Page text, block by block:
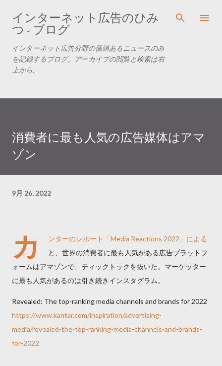
スキップしてメイン コンテンツに移動
インターネット広告のひみ
つ - ブログ
インターネット広告分野の価値あるニュースのみ
を記録するブログ。アーカイブの閲覧と検索は右
上から。
消費者に最も人気の広告媒体はアマ
ゾン
9月 26, 2022
カ
ンターのレポート「Media Reactions 2022」による
と、世界の消費者に最も人気がある広告プラットフ
ォームはアマゾンで、ティックトックを抜いた。マーケッター
に最も人気があるのは引き続きインスタグラム。
Revealed: The top-ranking media channels and brands for 2022
https://www.kantar.com/inspiration/advertising-
media/revealed-the-top-ranking-media-channels-and-brands-
for-2022